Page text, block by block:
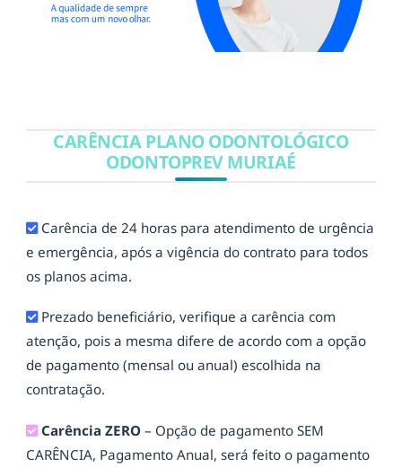
CARÊNCIA PLANO ODONTOLÓGICO
ODONTOPREV MURIAÉ
Carência de 24 horas para atendimento de urgência
e emergência, após a vigência do contrato para todos
os planos acima.
Prezado beneficiário, verifique a carência com
atenção, pois a mesma difere de acordo com a opção
de pagamento (mensal ou anual) escolhida na
contratação.
Carência ZERO – Opção de pagamento SEM
CARÊNCIA, Pagamento Anual, será feito o pagamento